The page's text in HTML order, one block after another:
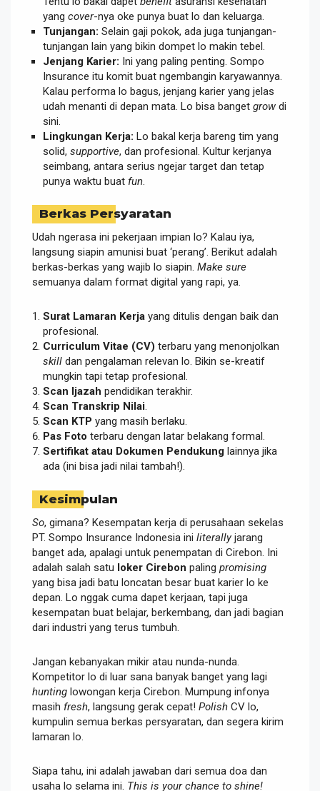
yang cover-nya oke punya buat lo dan keluarga.
Tunjangan: Selain gaji pokok, ada juga tunjangan-
tunjangan lain yang bikin dompet lo makin tebel.
Jenjang Karier: Ini yang paling penting. Sompo
Insurance itu komit buat ngembangin karyawannya.
Kalau performa lo bagus, jenjang karier yang jelas
udah menanti di depan mata. Lo bisa banget grow di
sini.
Lingkungan Kerja: Lo bakal kerja bareng tim yang
solid, supportive, dan profesional. Kultur kerjanya
seimbang, antara serius ngejar target dan tetap
punya waktu buat fun
Berkas Persyaratan
Udah ngerasa ini pekerjaan impian lo? Kalau iya,
langsung siapin amunisi buat ‘perang’. Berikut adalah
berkas-berkas yang wajib lo siapin. Make sure
semuanya dalam format digital yang rapi, ya.
Surat Lamaran Kerja yang ditulis dengan baik dan
profesional.
Curriculum Vitae (CV) terbaru yang menonjolkan
skill dan pengalaman relevan lo. Bikin se-kreatif
mungkin tapi tetap profesional.
Scan Ijazah pendidikan terakhir.
Scan Transkrip Nilai.
Scan KTP yang masih berlaku.
Pas Foto terbaru dengan latar belakang formal.
Sertifikat atau Dokumen Pendukung lainnya jika
ada (ini bisa jadi nilai tambah!).
Kesimpulan
So, gimana? Kesempatan kerja di perusahaan sekelas
PT. Sompo Insurance Indonesia ini literallyjarang
banget ada, apalagi untuk penempatan di Cirebon. Ini
adalah salah satu loker Cirebon paling promising
yang bisa jadi batu loncatan besar buat karier lo ke
depan. Lo nggak cuma dapet kerjaan, tapi juga
kesempatan buat belajar, berkembang, dan jadi bagian
dari industri yang terus tumbuh.
Jangan kebanyakan mikir atau nunda-nunda.
Kompetitor lo di luar sana banyak banget yang lagi
hunting lowongan kerja Cirebon. Mumpung infonya
masih fresh, langsung gerak cepat! Polish CV lo,
kumpulin semua berkas persyaratan, dan segera kirim
lamaran lo.
Siapa tahu, ini adalah jawaban dari semua doa dan
usaha lo selama ini. This is your chance to shine!